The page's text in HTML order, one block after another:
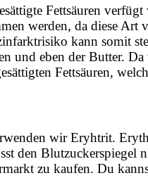
Fettsäuren
werden, da diese Art
kann somit
und eben der Butter.
Fettsäuren,
wir Eryhtrit.
den
zu kaufen. Du